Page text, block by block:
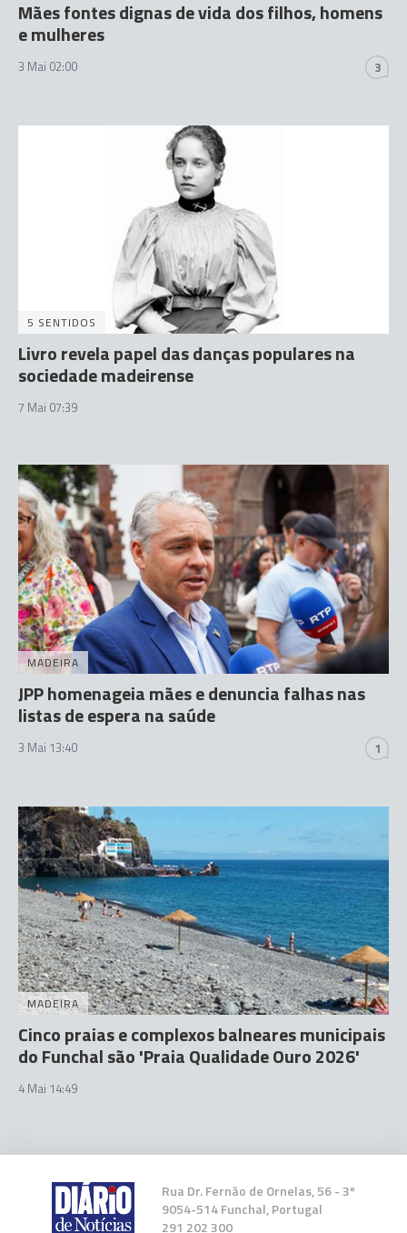
Mães fontes dignas de vida dos filhos, homens
e mulheres
3 Mai 02:00 3
5 SENTIDOS
Livro revela papel das danças populares na
sociedade madeirense
7 Mai 07:39
MADEIRA
JPP homenageia mães e denuncia falhas nas
listas de espera na saúde
3 Mai 13:40 1
MADEIRA
Cinco praias e complexos balneares municipais
do Funchal são 'Praia Qualidade Ouro 2026'
4 Mai 14:49
Rua Dr. Fernão de Ornelas, 56 - 3º
9054-514 Funchal, Portugal
291 202 300